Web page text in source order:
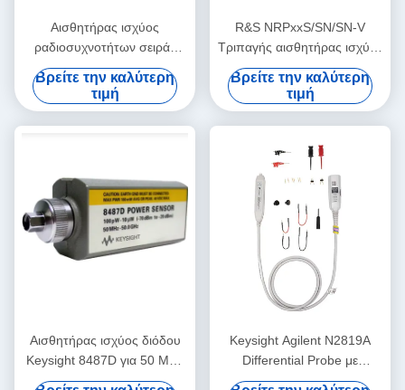
Αισθητήρας ισχύος
ραδιοσυχνοτήτων σειράς
Bird 4020 με ακρίβεια ± 3%
και ανιχνεύσιμη
βαθμονόμηση από το NIST
για εφαρμογές από 100 kHz
Βρείτε την καλύτερη
τιμή
R&S NRPxxS/SN/SN-V
Τριπαγής αισθητήρας ισχύος
διόδου με έλεγχο USB και
LAN για 50 MHz έως 50 GHz
Βρείτε την καλύτερη
τιμή
Αισθητήρας ισχύος διόδου
Keysight 8487D για 50 MHz
έως 50 GHz Μέτρηση μέσης
Keysight Agilent N2819A
Differential Probe με
AutoProbe 800 MHz 10:1